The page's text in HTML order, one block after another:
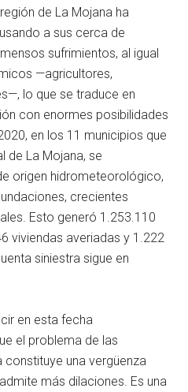
de La Mojana ha
a sus cerca de
sufrimientos, al igual
—agricultores,
lo que se traduce en
con enormes posibilidades
en los 11 municipios que
de La Mojana, se
origen hidrometeorológico,
crecientes
Esto generó 1.253.110
viviendas averiadas y 1.222
siniestra sigue en
en esta fecha
el problema de las
constituye una vergüenza
más dilaciones. Es una